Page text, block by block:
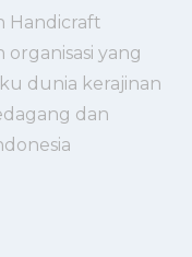
Handicraft
organisasi yang
dunia kerajinan
dan